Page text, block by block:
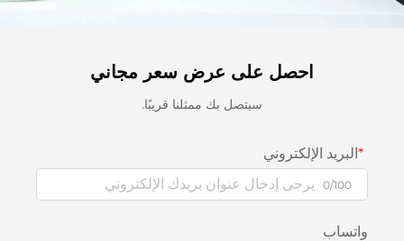
احصل على عرض سعر مجاني
سيتصل بك ممثلنا قريبًا.
البريد الإلكتروني
0/100
واتساب